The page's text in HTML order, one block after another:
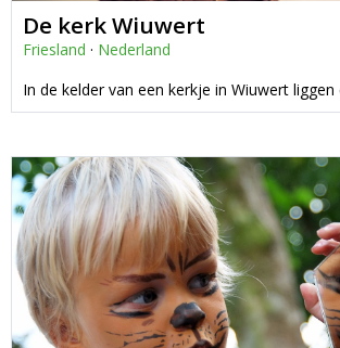
De kerk Wiuwert
Friesland · Nederland
In de kelder van een kerkje in Wiuwert